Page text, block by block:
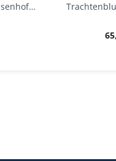
Trachtenbluse Biessenhofen weiß Langarm OS...